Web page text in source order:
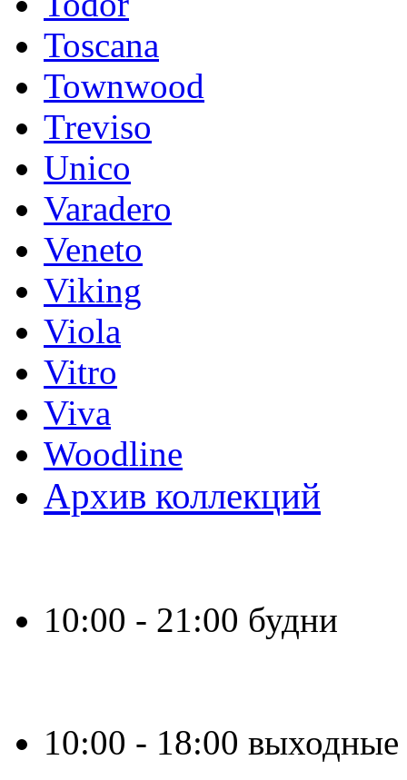
Toscana
Townwood
Treviso
Unico
Varadero
Veneto
Viking
Viola
Vitro
Viva
Woodline
Архив коллекций
10:00 - 21:00 будни
10:00 - 18:00 выходные